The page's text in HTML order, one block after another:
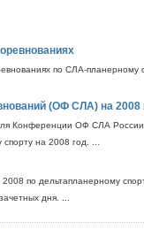
по СЛА-планерному
(ОФ СЛА) на 2008
Конференции ОФ СЛА России
на 2008 год. ...
по дельтапланерному
дня. ...